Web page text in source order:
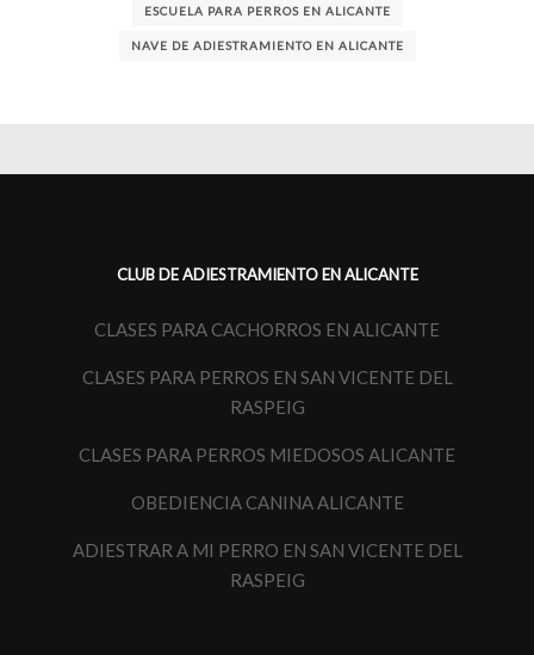
ESCUELA PARA PERROS EN ALICANTE
NAVE DE ADIESTRAMIENTO EN ALICANTE
CLUB DE ADIESTRAMIENTO EN ALICANTE
CLASES PARA CACHORROS EN ALICANTE
CLASES PARA PERROS EN SAN VICENTE DEL
RASPEIG
CLASES PARA PERROS MIEDOSOS ALICANTE
OBEDIENCIA CANINA ALICANTE
ADIESTRAR A MI PERRO EN SAN VICENTE DEL
RASPEIG